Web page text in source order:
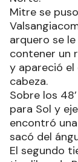
Mitre se
arquero se
contener un
y apareció
cabeza.
Sobre los
para Sol y
encontró
sacó del
El segundo